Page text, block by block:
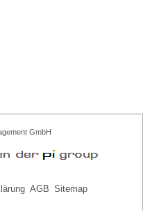
GmbH
AGB Sitemap